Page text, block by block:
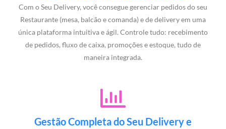
Com o Seu Delivery, você consegue gerenciar pedidos do seu
Restaurante (mesa, balcão e comanda) e de delivery em uma
única plataforma intuitiva e ágil. Controle tudo: recebimento
de pedidos, fluxo de caixa, promoções e estoque, tudo de
maneira integrada.
Gestão Completa do Seu Delivery e